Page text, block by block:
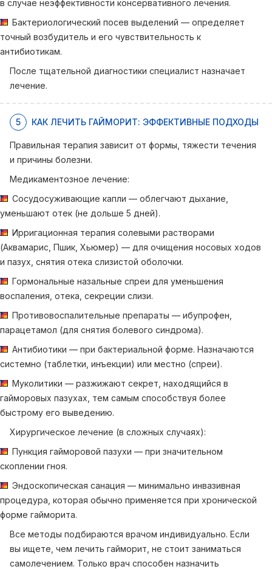
в случае неэффективности консервативного лечения.
Бактериологический посев выделений — определяет
точный возбудитель и его чувствительность к
антибиотикам.
После тщательной диагностики специалист назначает
лечение.
5 КАК ЛЕЧИТЬ ГАЙМОРИТ: ЭФФЕКТИВНЫЕ ПОДХОДЫ
Правильная терапия зависит от формы, тяжести течения
и причины болезни.
Медикаментозное лечение:
Сосудосуживающие капли — облегчают дыхание,
уменьшают отек (не дольше 5 дней).
Ирригационная терапия солевыми растворами
(Аквамарис, Пшик, Хьюмер) — для очищения носовых ходов
и пазух, снятия отека слизистой оболочки.
Гормональные назальные спреи для уменьшения
воспаления, отека, секреции слизи.
Противовоспалительные препараты — ибупрофен,
парацетамол (для снятия болевого синдрома).
Антибиотики — при бактериальной форме. Назначаются
системно (таблетки, инъекции) или местно (спреи).
Муколитики — разжижают секрет, находящийся в
гайморовых пазухах, тем самым способствуя более
быстрому его выведению.
Хирургическое лечение (в сложных случаях):
Пункция гайморовой пазухи — при значительном
скоплении гноя.
Эндоскопическая санация — минимально инвазивная
процедура, которая обычно применяется при хронической
форме гайморита.
Все методы подбираются врачом индивидуально. Если
вы ищете, чем лечить гайморит, не стоит заниматься
самолечением. Только врач способен назначить